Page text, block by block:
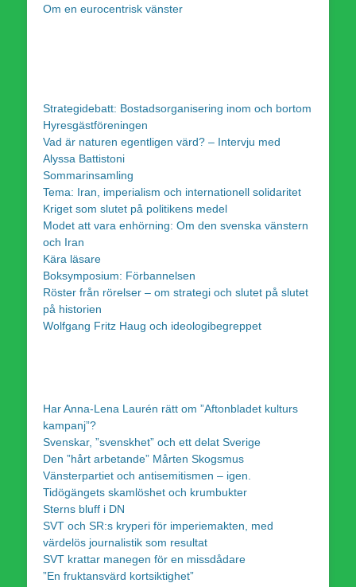
Om en eurocentrisk vänster
Strategidebatt: Bostadsorganisering inom och bortom
Hyresgästföreningen
Vad är naturen egentligen värd? – Intervju med
Alyssa Battistoni
Sommarinsamling
Tema: Iran, imperialism och internationell solidaritet
Kriget som slutet på politikens medel
Modet att vara enhörning: Om den svenska vänstern
och Iran
Kära läsare
Boksymposium: Förbannelsen
Röster från rörelser – om strategi och slutet på slutet
på historien
Wolfgang Fritz Haug och ideologibegreppet
Har Anna-Lena Laurén rätt om ”Aftonbladet kulturs
kampanj”?
Svenskar, ”svenskhet” och ett delat Sverige
Den ”hårt arbetande” Mårten Skogsmus
Vänsterpartiet och antisemitismen – igen.
Tidögängets skamlöshet och krumbukter
Sterns bluff i DN
SVT och SR:s kryperi för imperiemakten, med
värdelös journalistik som resultat
SVT krattar manegen för en missdådare
”En fruktansvärd kortsiktighet”